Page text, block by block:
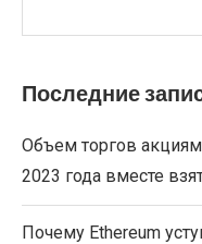
Последние
Объем торгов
2023 года вместе
Почему Ethereum